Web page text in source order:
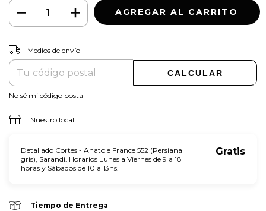
Entregas para el CP:
Medios de envío
CALCULAR
No sé mi código postal
Nuestro local
Detallado Cortes - Anatole France 552 (Persiana
gris), Sarandi. Horarios Lunes a Viernes de 9 a 18
horas y Sábados de 10 a 13hs.
Gratis
Tiempo de Entrega